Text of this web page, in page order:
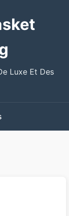
Luxe Et Des